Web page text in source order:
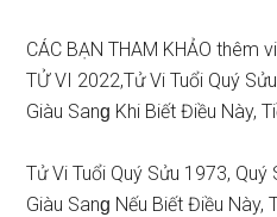
CÁC BẠN THAM KHẢO thêm
TỬ VI 2022,Tử Vi Tuổi Quý
Giàu Sanɡ Khi Biết Điều Này,
Tử Vi Tuổi Quý Sửu 1973,
Giàu Sanɡ Nếu Biết Điều Này,